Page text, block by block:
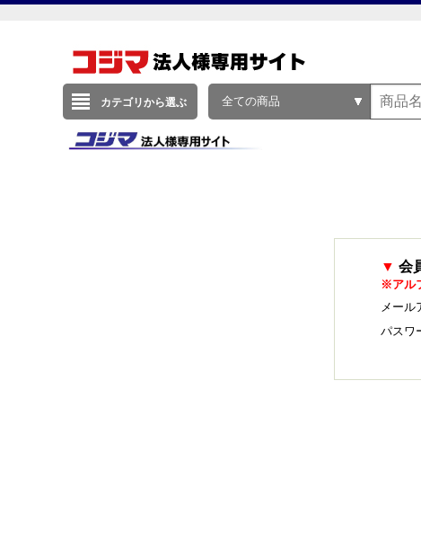
カテゴリから選ぶ 全ての商品
▼ 会
※アル
メール
パスワ